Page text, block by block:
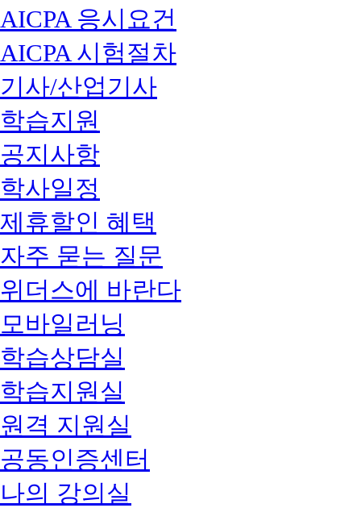
AICPA 응시요건
AICPA 시험절차
기사/산업기사
학습지원
공지사항
학사일정
제휴할인 혜택
자주 묻는 질문
위더스에 바란다
모바일러닝
학습상담실
학습지원실
원격 지원실
공동인증센터
나의 강의실